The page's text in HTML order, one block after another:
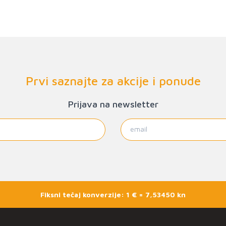
Prvi saznajte za akcije i ponude
Prijava na newsletter
Fiksni tečaj konverzije: 1 € = 7,53450 kn